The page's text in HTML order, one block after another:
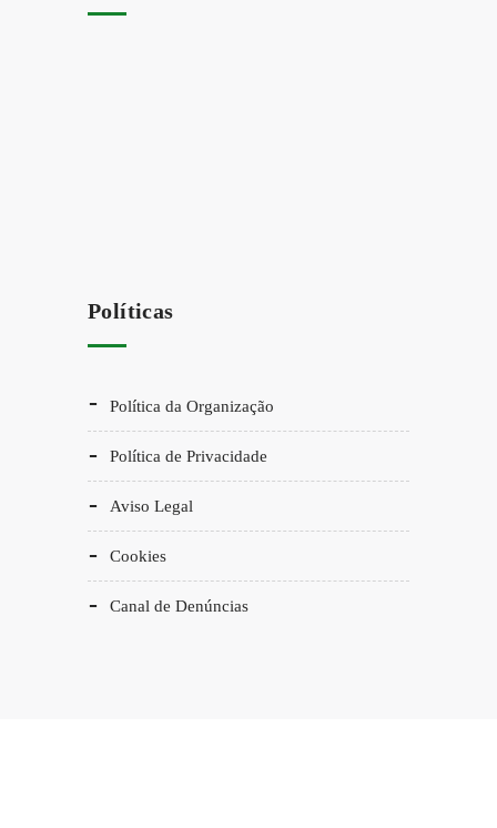
Políticas
Política da Organização
Política de Privacidade
Aviso Legal
Cookies
Canal de Denúncias